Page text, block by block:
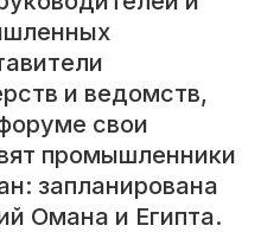
и ведомств,
свои
промышленники
запланирована
Омана и Египта.